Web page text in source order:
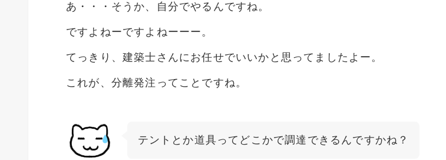
あ・・・そうか、自分でやるんですね。
ですよねーですよねーーー。
てっきり、建築士さんにお任せでいいかと思ってましたよー。
これが、分離発注ってことですね。
テントとか道具ってどこかで調達できるんですかね？